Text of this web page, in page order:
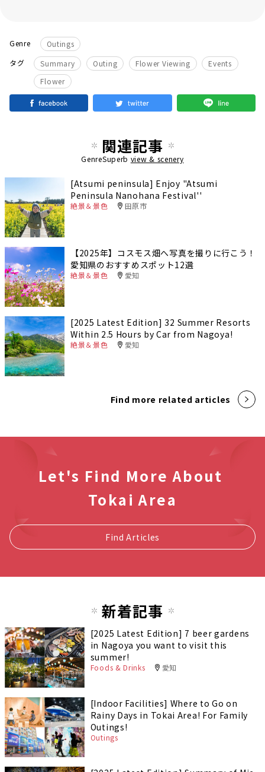
Genre
Outings
タグ
Summary ​ ​ Outing Flower Viewing ​ ​ Events
Flower
関連記事
GenreSuperb view & scenery
[Atsumi peninsula] Enjoy "Atsumi
Peninsula Nanohana Festival''
絶景＆景色 田原市
【2025年】コスモス畑へ写真を撮りに行こう！
愛知県のおすすめスポット12選
絶景＆景色 愛知
[2025 Latest Edition] 32 Summer Resorts
Within 2.5 Hours by Car from Nagoya!
絶景＆景色 愛知
Find more related articles
Let's Find More About
Tokai Area
Find Articles
新着記事
[2025 Latest Edition] 7 beer gardens
in Nagoya you want to visit this
summer!
Foods & Drinks 愛知
[Indoor Facilities] Where to Go on
Rainy Days in Tokai Area! For Family
Outings!
Outings